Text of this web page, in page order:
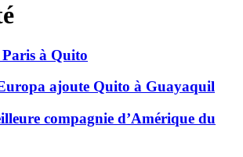
à Quito
ajoute Quito à Guayaquil
compagnie d’Amérique du